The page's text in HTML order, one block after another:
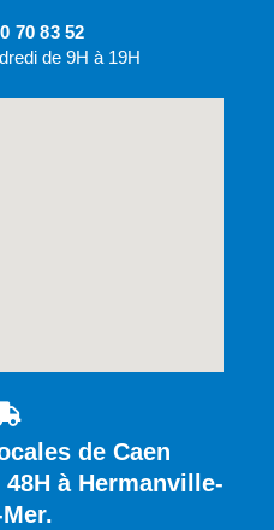
70 83 52
de 9H à 19H
de Caen
à Hermanville-